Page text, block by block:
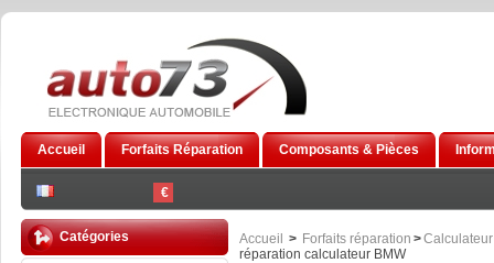
€
Accueil Forfaits Réparation Composants & Pièces
Catégories Accueil > Forfaits réparation >
réparation calculateur BMW